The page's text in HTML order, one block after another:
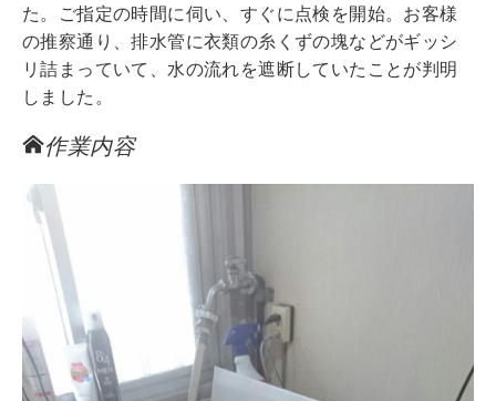
た。ご指定の時間に伺い、すぐに点検を開始。お客様
の推察通り、排水管に衣類の糸くずの塊などがギッシ
リ詰まっていて、水の流れを遮断していたことが判明
しました。
作業内容